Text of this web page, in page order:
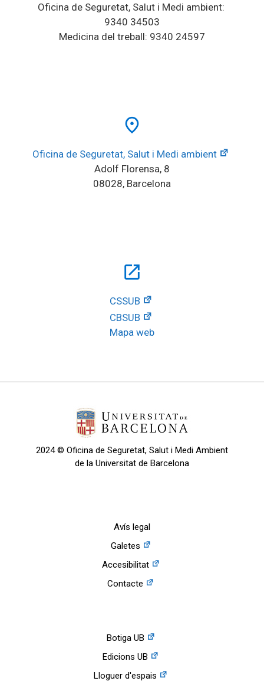
Oficina de Seguretat, Salut i Medi ambient:
9340 34503
Medicina del treball: 9340 24597
place
Oficina de Seguretat, Salut i Medi ambient
Adolf Florensa, 8
08028, Barcelona
open_in_new
CSSUB
CBSUB
Mapa web
2024 © Oficina de Seguretat, Salut i Medi Ambient
de la Universitat de Barcelona
Avís legal
Galetes
Accesibilitat
Contacte
Botiga UB
Edicions UB
Lloguer d'espais